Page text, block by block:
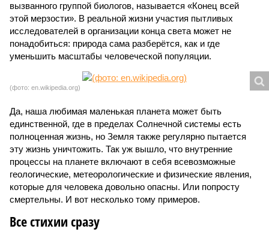
вызванного группой биологов, называется «Конец всей
этой мерзости». В реальной жизни участия пытливых
исследователей в организации конца света может не
понадобиться: природа сама разберётся, как и где
уменьшить масштабы человеческой популяции.
(фото: en.wikipedia.org)
Да, наша любимая маленькая планета может быть
единственной, где в пределах Солнечной системы есть
полноценная жизнь, но Земля также регулярно пытается
эту жизнь уничтожить. Так уж вышло, что внутренние
процессы на планете включают в себя всевозможные
геологические, метеорологические и физические явления,
которые для человека довольно опасны. Или попросту
смертельны. И вот несколько тому примеров.
Все стихии сразу